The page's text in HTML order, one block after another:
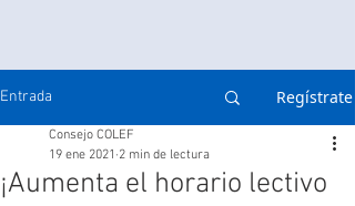
Entrada Regístrate
¡Aumenta el horario lectivo
Consejo COLEF
19 ene 2021 2 min de lectura